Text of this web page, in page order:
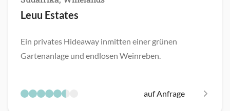
Leuu Estates
Ein privates Hideaway inmitten einer grünen
Gartenanlage und endlosen Weinreben.
auf Anfrage